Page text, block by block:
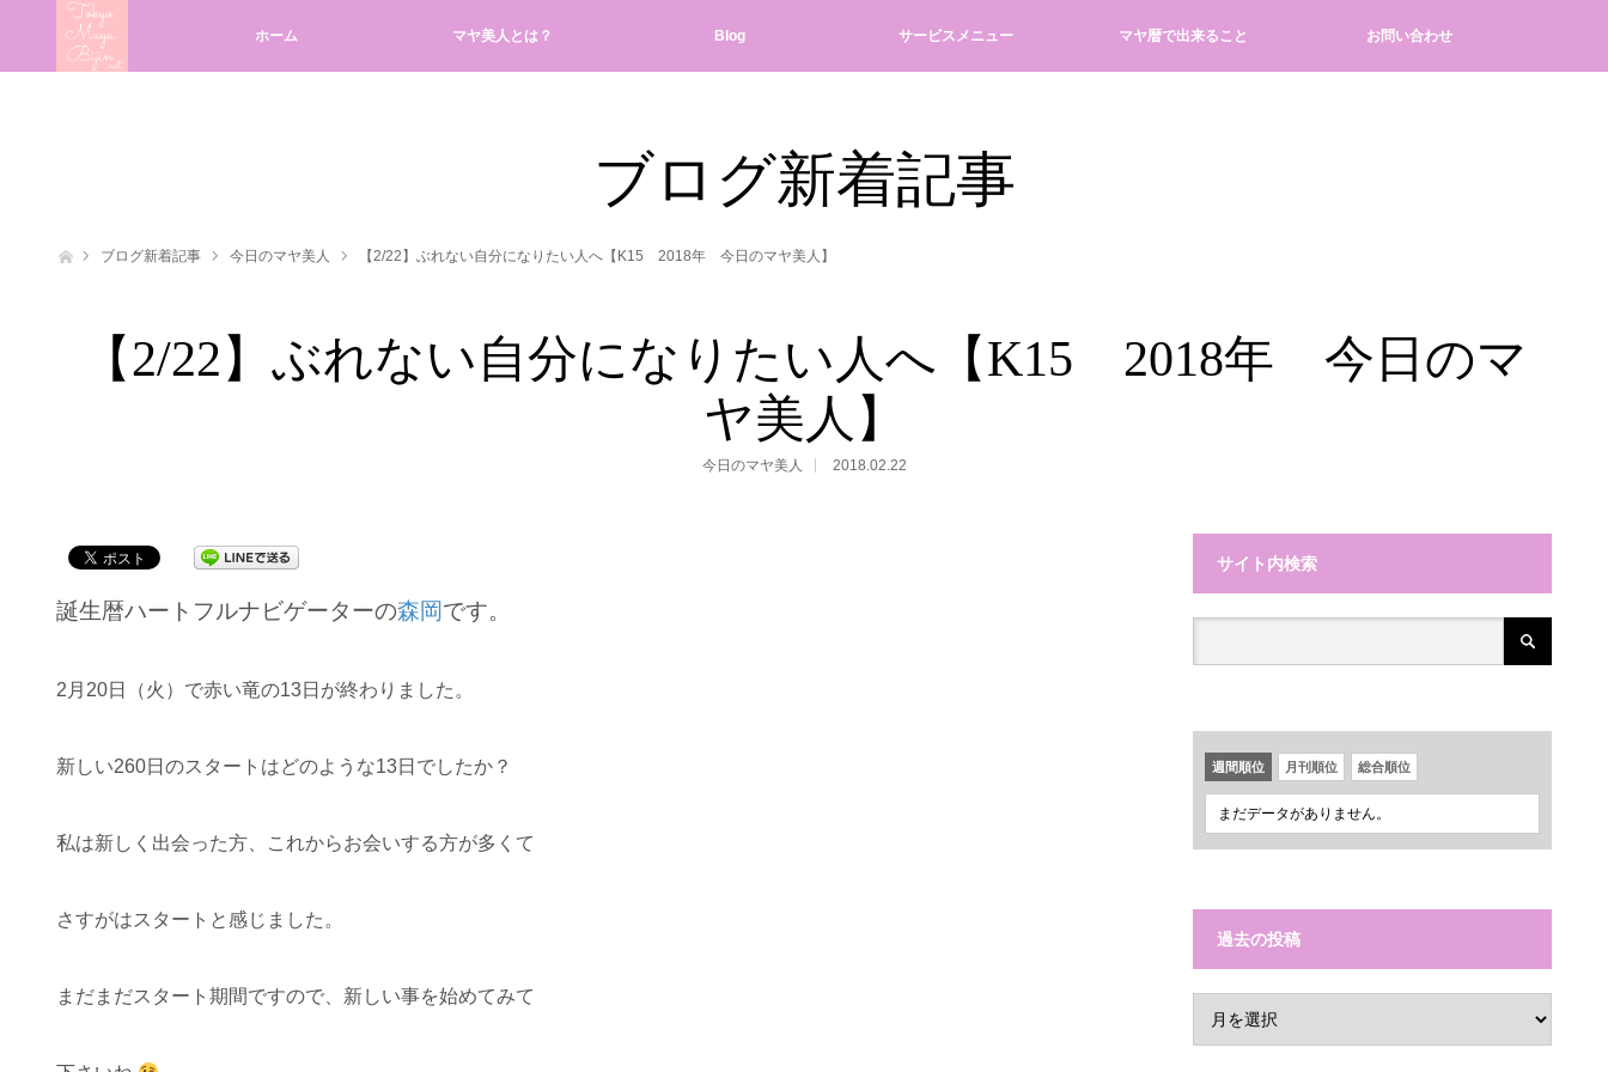
ホーム マヤ美人とは？ Blog サービスメニュー マヤ暦で出来ること お問い合わせ
ブログ新着記事
ホームブログ新着記事 今日のマヤ美人 【2/22】ぶれない自分になりたい人へ【K15 2018年 今日のマヤ美人】
【2/22】ぶれない自分になりたい人へ【K15 2018年 今日のマ
ヤ美人】
今日のマヤ美人 2018.02.22
誕生暦ハートフルナビゲーターの森岡です。
2月20日（火）で赤い竜の13日が終わりました。
新しい260日のスタートはどのような13日でしたか？
私は新しく出会った方、これからお会いする方が多くて
さすがはスタートと感じました。
まだまだスタート期間ですので、新しい事を始めてみて
サイト内検索
週間順位 月刊順位 総合順位
まだデータがありません。
過去の投稿